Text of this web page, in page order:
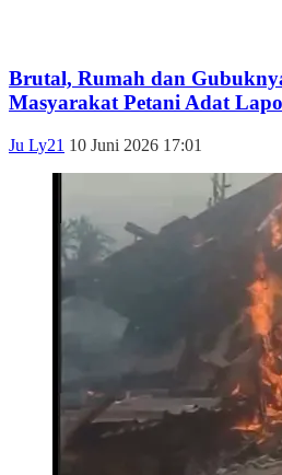
Brutal, Rumah dan
Masyarakat Petani Adat
Ju Ly21 10 Juni 2026 17:01